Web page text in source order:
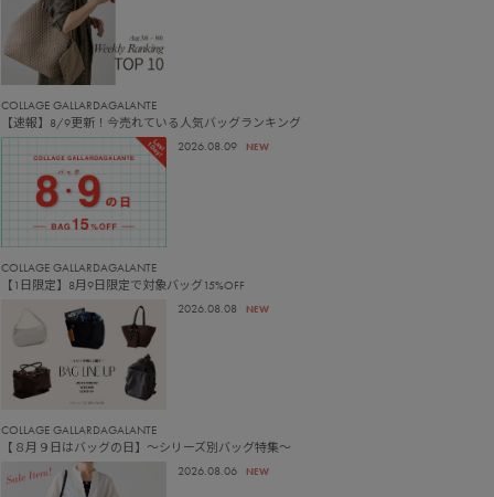
COLLAGE GALLARDAGALANTE
【速報】8/9更新！今売れている人気バッグランキング
2026.08.09
NEW
COLLAGE GALLARDAGALANTE
【1日限定】8月9日限定で対象バッグ15%OFF
2026.08.08
NEW
COLLAGE GALLARDAGALANTE
【８月９日はバッグの日】～シリーズ別バッグ特集～
2026.08.06
NEW